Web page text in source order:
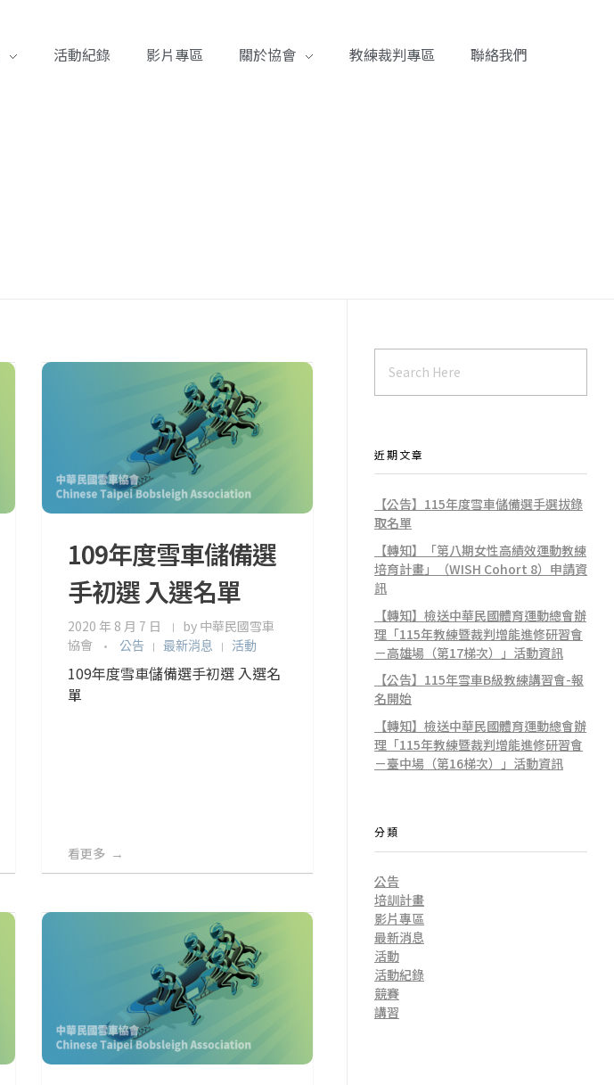
活動紀錄 影片專區 關於協會 教練裁判專區 聯絡我們
109年度雪車儲備選
手初選 入選名單
2020 年 8 月 7 日 by 中華民國雪車
協會
公告 最新消息 活動
109年度雪車儲備選手初選 入選名
單
看更多
近期文章
【公告】115年度雪車儲備選手選拔錄
取名單
【轉知】「第八期女性高績效運動教練
培育計畫」（WISH Cohort 8）申請資
訊
【轉知】檢送中華民國體育運動總會辦
理「115年教練暨裁判增能進修研習會
－高雄場（第17梯次）」活動資訊
【公告】115年雪車B級教練講習會-報
名開始
【轉知】檢送中華民國體育運動總會辦
理「115年教練暨裁判增能進修研習會
－臺中場（第16梯次）」活動資訊
分類
公告
培訓計畫
影片專區
最新消息
活動
活動紀錄
競賽
講習